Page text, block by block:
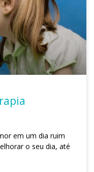
em um dia ruim
o seu dia, até